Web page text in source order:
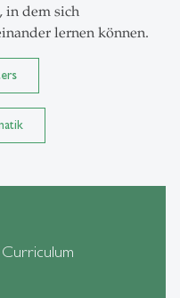
in dem sich
lernen können.
Curriculum